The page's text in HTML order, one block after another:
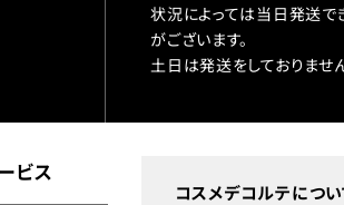
状況によっては当日発送で
がございます。
土日は発送をしておりません
ビス
コスメデコルテについ